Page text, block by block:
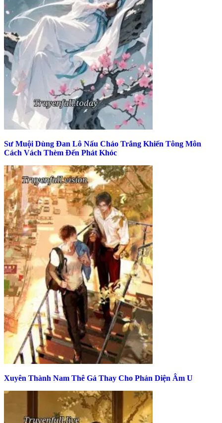
Sư Muội Dùng Đan Lô Nấu Cháo Trắng Khiến Tông Môn
Cách Vách Thèm Đến Phát Khóc
Xuyên Thành Nam Thê Gả Thay Cho Phản Diện Âm U